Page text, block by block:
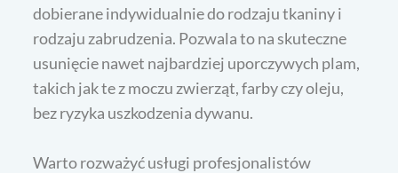
dobierane indywidualnie do rodzaju tkaniny i
rodzaju zabrudzenia. Pozwala to na skuteczne
usunięcie nawet najbardziej uporczywych plam,
takich jak te z moczu zwierząt, farby czy oleju,
bez ryzyka uszkodzenia dywanu.
Warto rozważyć usługi profesjonalistów